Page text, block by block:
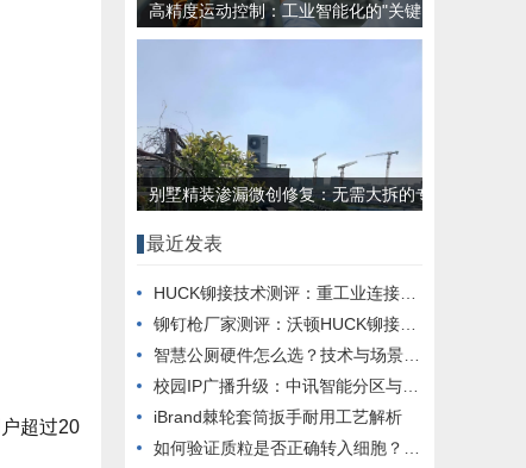
超过20
高精度运动控制：工业智能化的"关键
落地环节"挑战
别墅精装渗漏微创修复：无需大拆的专
最近发表
HUCK铆接技术测评：重工业连接稳固性解析
铆钉枪厂家测评：沃顿HUCK铆接技术实力解析
智慧公厕硬件怎么选？技术与场景全解析
校园IP广播升级：中讯智能分区与应急方案
iBrand棘轮套筒扳手耐用工艺解析
如何验证质粒是否正确转入细胞？五层核验法，帮你把控实验可靠性